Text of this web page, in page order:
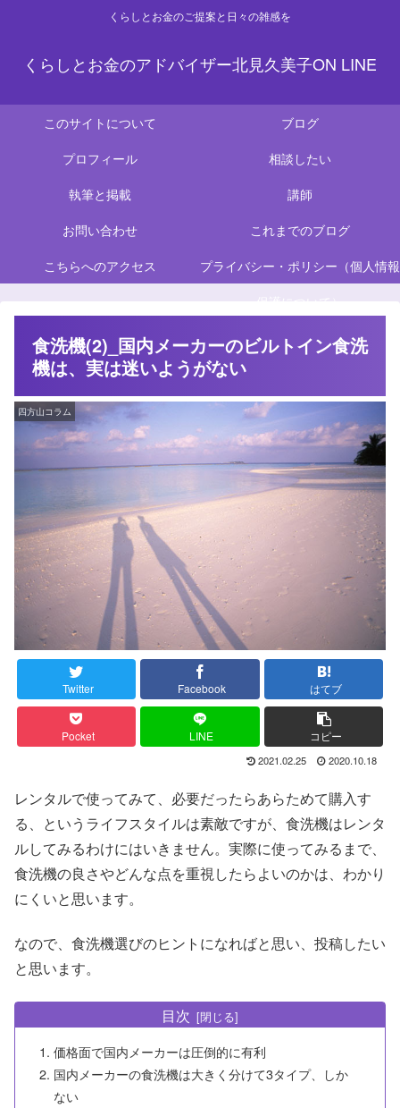
くらしとお金のご提案と日々の雑感を
くらしとお金のアドバイザー北見久美子ON LINE
このサイトについて
ブログ
プロフィール
相談したい
執筆と掲載
講師
お問い合わせ
これまでのブログ
こちらへのアクセス
プライバシー・ポリシー（個人情報
保護について）
食洗機(2)_国内メーカーのビルトイン食洗
機は、実は迷いようがない
四方山コラム
Twitter Facebook はてブ
Pocket LINE コピー
2021.02.25 2020.10.18
レンタルで使ってみて、必要だったらあらためて購入す
る、というライフスタイルは素敵ですが、食洗機はレンタ
ルしてみるわけにはいきません。実際に使ってみるまで、
食洗機の良さやどんな点を重視したらよいのかは、わかり
にくいと思います。
なので、食洗機選びのヒントになればと思い、投稿したい
と思います。
目次
価格面で国内メーカーは圧倒的に有利
国内メーカーの食洗機は大きく分けて3タイプ、しか
ない